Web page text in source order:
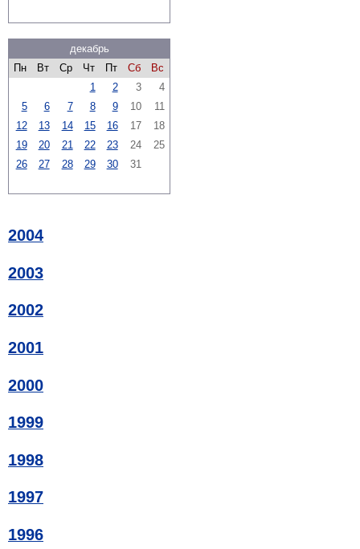
декабрь
Пн
Вт Ср Чт Пт Сб
Вс
1
2 3
4
5
6 7 8 9 10
11
12
13 14 15 16 17
18
19
20 21 22 23 24
25
26
27 28 29 30 31
2004
2003
2002
2001
2000
1999
1998
1997
1996